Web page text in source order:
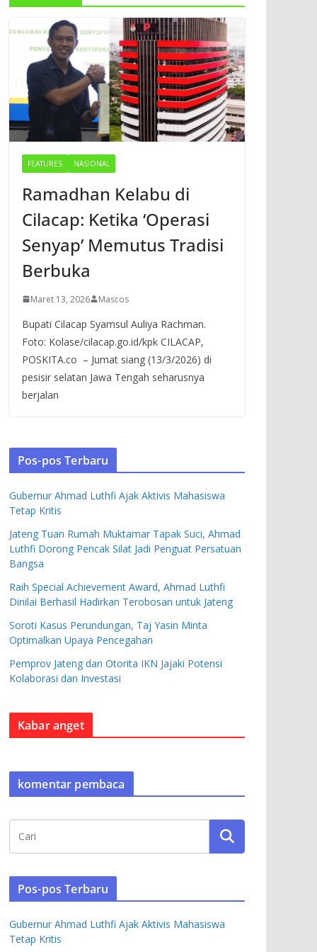
FEATURES NASIONAL
Ramadhan Kelabu di
Cilacap: Ketika ‘Operasi
Senyap’ Memutus Tradisi
Berbuka
Maret 13, 2026 Mascos
Bupati Cilacap Syamsul Auliya Rachman.
Foto: Kolase/cilacap.go.id/kpk CILACAP,
POSKITA.co – Jumat siang (13/3/2026) di
pesisir selatan Jawa Tengah seharusnya
berjalan
Pos-pos Terbaru
Gubernur Ahmad Luthfi Ajak Aktivis Mahasiswa
Tetap Kritis
Jateng Tuan Rumah Muktamar Tapak Suci, Ahmad
Luthfi Dorong Pencak Silat Jadi Penguat Persatuan
Bangsa
Raih Special Achievement Award, Ahmad Luthfi
Dinilai Berhasil Hadirkan Terobosan untuk Jateng
Soroti Kasus Perundungan, Taj Yasin Minta
Optimalkan Upaya Pencegahan
Pemprov Jateng dan Otorita IKN Jajaki Potensi
Kolaborasi dan Investasi
Kabar anget
komentar pembaca
Pos-pos Terbaru
Gubernur Ahmad Luthfi Ajak Aktivis Mahasiswa
Tetap Kritis